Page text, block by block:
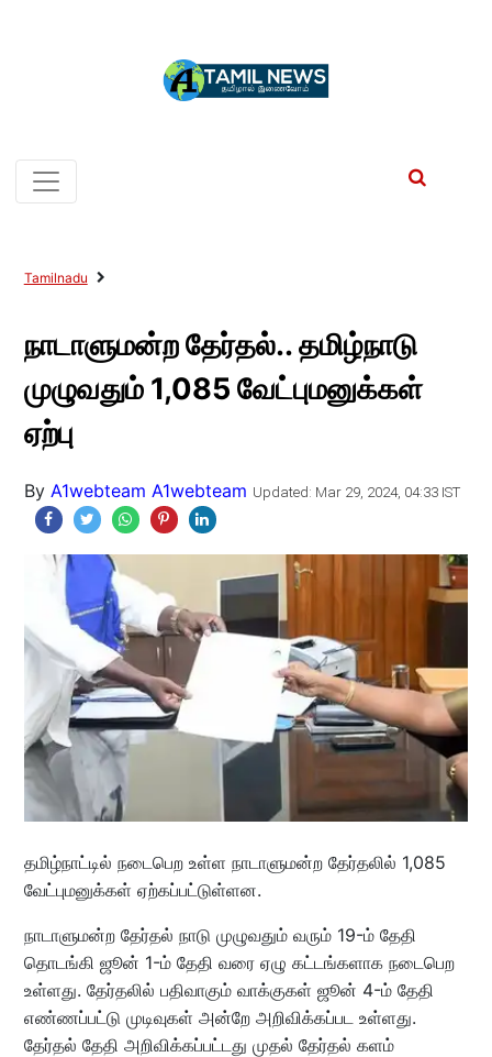
Tamilnadu
நாடாளுமன்ற தேர்தல்.. தமிழ்நாடு
முழுவதும் 1,085 வேட்புமனுக்கள்
ஏற்பு
By A1webteam A1webteam Updated: Mar 29, 2024, 04:33 IST
தமிழ்நாட்டில் நடைபெற உள்ள நாடாளுமன்ற தேர்தலில் 1,085
வேட்புமனுக்கள் ஏற்கப்பட்டுள்ளன.
நாடாளுமன்ற தேர்தல் நாடு முழுவதும் வரும் 19-ம் தேதி
தொடங்கி ஜூன் 1-ம் தேதி வரை ஏழு கட்டங்களாக நடைபெற
உள்ளது. தேர்தலில் பதிவாகும் வாக்குகள் ஜூன் 4-ம் தேதி
எண்ணப்பட்டு முடிவுகள் அன்றே அறிவிக்கப்பட உள்ளது.
தேர்தல் தேதி அறிவிக்கப்பட்டது முதல் தேர்தல் களம்